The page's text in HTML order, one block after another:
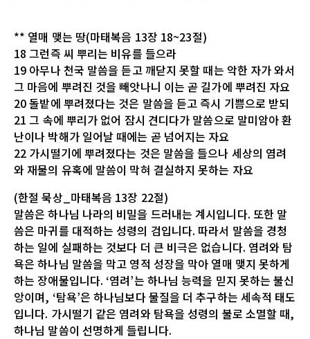
** 열매 맺는 땅(마태복음 13장 18~23절)
18 그런즉 씨 뿌리는 비유를 들으라
19 아무나 천국 말씀을 듣고 깨닫지 못할 때는 악한 자가 와서
그 마음에 뿌려진 것을 빼앗나니 이는 곧 길가에 뿌려진 자요
20 돌밭에 뿌려졌다는 것은 말씀을 듣고 즉시 기쁨으로 받되
21 그 속에 뿌리가 없어 잠시 견디다가 말씀으로 말미암아 환
난이나 박해가 일어날 때에는 곧 넘어지는 자요
22 가시떨기에 뿌려졌다는 것은 말씀을 들으나 세상의 염려
와 재물의 유혹에 말씀이 막혀 결실하지 못하는 자요
(한절 묵상_마태복음 13장 22절)
말씀은 하나님 나라의 비밀을 드러내는 계시입니다. 또한 말
씀은 마귀를 대적하는 성령의 검입니다. 따라서 말씀을 경청
하는 일에 실패하는 것보다 더 큰 비극은 없습니다. 염려와 탐
욕은 하나님 말씀을 막고 영적 성장을 막아 열매 맺지 못하게
하는 장애물입니다. ‘염려’는 하나님 능력을 믿지 못하는 불신
앙이며, ‘탐욕’은 하나님보다 물질을 더 추구하는 세속적 태도
입니다. 가시떨기 같은 염려와 탐욕을 성령의 불로 소멸할 때,
하나님 말씀이 선명하게 들립니다.